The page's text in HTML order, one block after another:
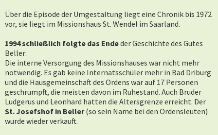
Über die Episode der Umgestaltung liegt eine Chronik bis 1972
vor, sie liegt im Missionshaus St. Wendel im Saarland.
1994 schließlich folgte das Endeder Geschichte des Gutes
Beller:
Die interne Versorgung des Missionshauses war nicht mehr
notwendig. Es gab keine Internatsschüler mehr in Bad Driburg
und die Hausgemeinschaft des Ordens war auf 17 Personen
geschrumpft, die meisten davon im Ruhestand. Auch Bruder
Ludgerus und Leonhard hatten die Altersgrenze erreicht. Der
St. Josefshof in Beller(so sein Name bei den Ordensleuten)
wurde wieder verkauft.